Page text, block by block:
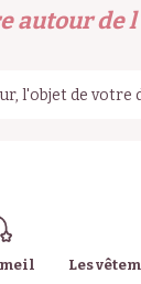
autour de
Les